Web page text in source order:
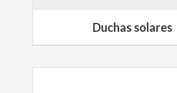
Duchas solares